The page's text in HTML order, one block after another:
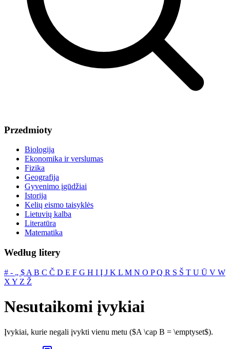
Przedmioty
Biologija
Ekonomika ir verslumas
Fizika
Geografija
Gyvenimo įgūdžiai
Istorija
Kelių eismo taisyklės
Lietuvių kalba
Literatūra
Matematika
Według litery
# ‐ „ $ A B C Č D E F G H I Į J K L M N O PQ R S Š T U Ū V W
X Y Z Ž
Nesutaikomi įvykiai
Įvykiai, kurie negali įvykti vienu metu ($A \cap B = \emptyset$).